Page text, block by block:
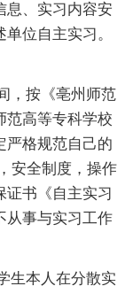
息、实习内容安
位自主实习。
，按《亳州师范
范高等专科学校
严格规范自己的
安全制度，操作
书《自主实习
从事与实习工作
生本人在分散实